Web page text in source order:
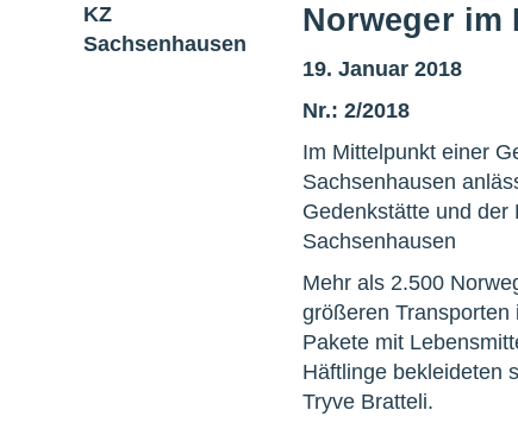
Norweger im
19. Januar 2018
Nr.: 2/2018
Im Mittelpunkt einer
Sachsenhausen
Gedenkstätte und
Sachsenhausen
Mehr als 2.500
größeren
Pakete mit
Häftlinge bekleideten
Tryve Bratteli.